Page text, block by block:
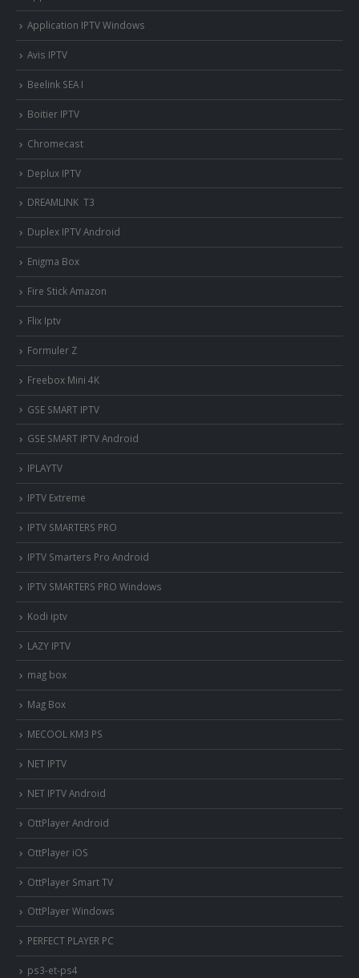
Application IPTV Windows
Avis IPTV
Beelink SEA I
Boitier IPTV
Chromecast
Deplux IPTV
DREAMLINK T3
Duplex IPTV Android
Enigma Box
Fire Stick Amazon
Flix Iptv
Formuler Z
Freebox Mini 4K
‎GSE SMART IPTV
GSE SMART IPTV Android
IPLAYTV
IPTV Extreme
IPTV SMARTERS PRO
IPTV Smarters Pro Android
IPTV SMARTERS PRO Windows
Kodi iptv
LAZY IPTV
mag box
Mag Box
MECOOL KM3 PS
NET IPTV
NET IPTV Android
OttPlayer Android
OttPlayer iOS
OttPlayer Smart TV
OttPlayer Windows
PERFECT PLAYER PC
ps3-et-ps4